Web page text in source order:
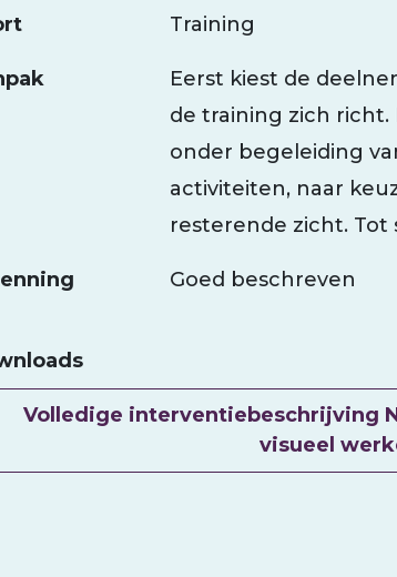
Training
Eerst kiest de
de training zich
onder begeleiding
activiteiten, naar
resterende zicht. Tot
Goed beschreven
Volledige interventiebeschrijving
visueel